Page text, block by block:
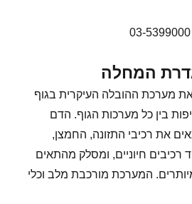
המחלה
את מערכת ההובלה העיקרית בגוף
בין כל מערכות הגוף. הדם
את רכיבי התזונה, החמצן,
רכיבים חיוניים, ומסלק מהתאים
המערכת מורכבת מלב וכלי